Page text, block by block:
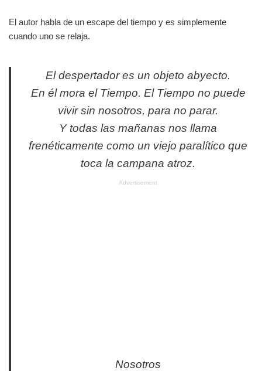
El autor habla de un escape del tiempo y es simplemente
cuando uno se relaja.
El despertador es un objeto abyecto.
En él mora el Tiempo. El Tiempo no puede
vivir sin nosotros, para no parar.
Y todas las mañanas nos llama
frenéticamente como un viejo paralítico que
toca la campana atroz.
Advertisement
Nosotros